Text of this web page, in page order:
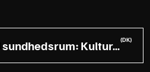
Fra scene til sundhedsrum: Kultur som nyt supertool(DK)